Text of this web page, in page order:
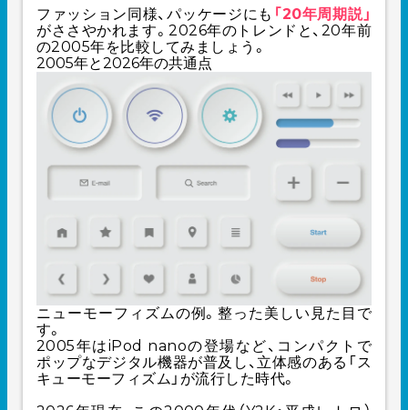
ファッション同様、パッケージにも 「20年周期説」
がささやかれます。2026年のトレンドと、20年前
の2005年を比較してみましょう。
2005年と2026年の共通点
ニューモーフィズムの例。整った美しい見た目で
す。
2005年はiPod nanoの登場など、コンパクトで
ポップなデジタル機器が普及し、立体感のある「ス
キューモーフィズム」が流行した時代。